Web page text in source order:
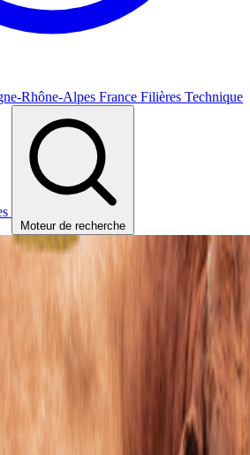
Rhône-Alpes France Filières Technique
Moteur de recherche